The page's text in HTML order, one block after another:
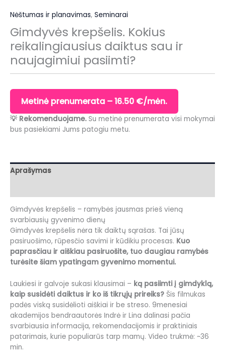
Nėštumas ir planavimas, Seminarai
Gimdyvės krepšelis. Kokius
reikalingiausius daiktus sau ir
naujagimiui pasiimti?
Metinė prenumerata – 16.50 €/mėn.
💡 Rekomenduojame. Su metinė prenumerata visi mokymai
bus pasiekiami Jums patogiu metu.
Aprašymas
Gimdyvės krepšelis – ramybės jausmas prieš vieną
svarbiausių gyvenimo dienų
Gimdyvės krepšelis nėra tik daiktų sąrašas. Tai jūsų
pasiruošimo, rūpesčio savimi ir kūdikiu procesas. Kuo
paprasčiau ir aiškiau pasiruošite, tuo daugiau ramybės
turėsite šiam ypatingam gyvenimo momentui.
Laukiesi ir galvoje sukasi klausimai – ką pasiimti į gimdyklą,
kaip susidėti daiktus ir ko iš tikrųjų prireiks? Šis filmukas
padės viską susidėlioti aiškiai ir be streso. 9menesiai
akademijos bendraautorės Indrė ir Lina dalinasi pačia
svarbiausia informacija, rekomendacijomis ir praktiniais
patarimais, kurie populiarūs tarp mamų. Video trukmė: ~36
min.